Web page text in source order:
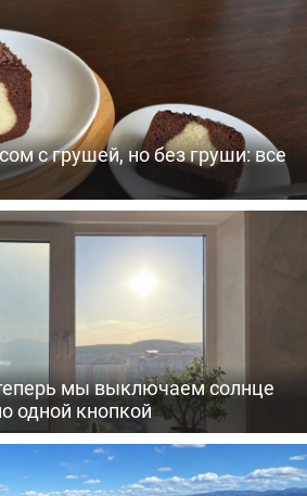
с грушей, но без груши: все
мы выключаем солнце
одной кнопкой